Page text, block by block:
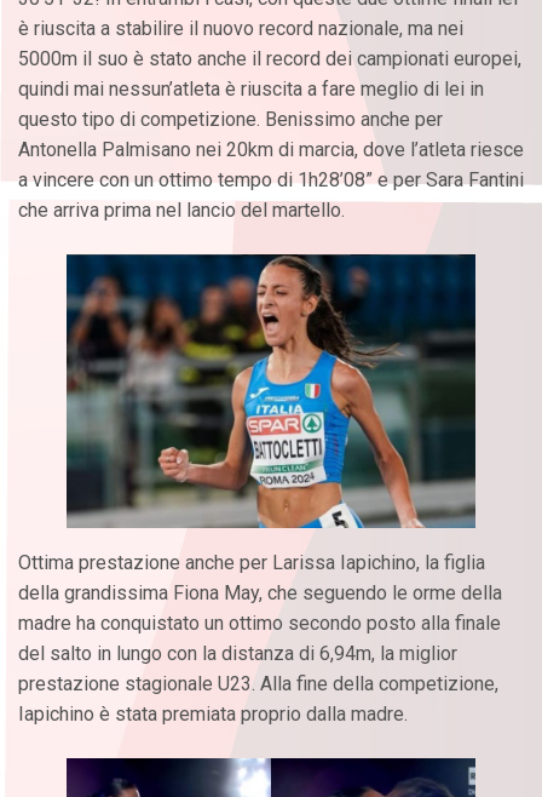
è riuscita a stabilire il nuovo record nazionale, ma nei
5000m il suo è stato anche il record dei campionati europei,
quindi mai nessun’atleta è riuscita a fare meglio di lei in
questo tipo di competizione. Benissimo anche per
Antonella Palmisano nei 20km di marcia, dove l’atleta riesce
a vincere con un ottimo tempo di 1h28’08” e per Sara Fantini
che arriva prima nel lancio del martello.
Ottima prestazione anche per Larissa Iapichino, la figlia
della grandissima Fiona May, che seguendo le orme della
madre ha conquistato un ottimo secondo posto alla finale
del salto in lungo con la distanza di 6,94m, la miglior
prestazione stagionale U23. Alla fine della competizione,
Iapichino è stata premiata proprio dalla madre.